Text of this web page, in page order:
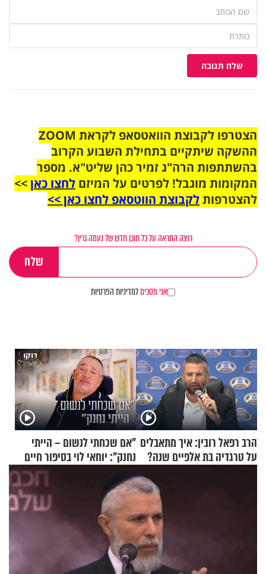
שלח תגובה
הצטרפו לקבוצת הוואטסאפ לקראת ZOOM
ההשקה שיתקיים בתחילת השבוע הקרוב
בהשתתפות הרה"ג זמיר כהן שליט"א. מספר
המקומות מוגבל! לפרטים על המיזם לחצו כאן>>
להצטרפותלקבוצת הווטסאפ לחצו כאן >>
רוצה התראה על כל תוכן חדש של נעמה גרין?
אני מסכיםלמדיניות הפרטיות
הרב רפאל רובין: איך מתאבלים
על טרגדיה בת אלפיים שנה?
"אם שכחתי לנשום – הייתי
נחנק": יוחאי לוי בסיפור חיים
מעורר השראה